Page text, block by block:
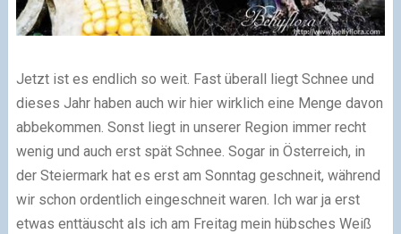
Jetzt ist es endlich so weit. Fast überall liegt Schnee und
dieses Jahr haben auch wir hier wirklich eine Menge davon
abbekommen. Sonst liegt in unserer Region immer recht
wenig und auch erst spät Schnee. Sogar in Österreich, in
der Steiermark hat es erst am Sonntag geschneit, während
wir schon ordentlich eingeschneit waren. Ich war ja erst
etwas enttäuscht als ich am Freitag mein hübsches Weiß